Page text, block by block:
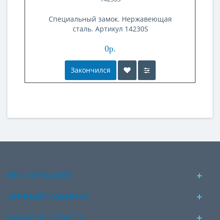
Специальный замок. Нержавеющая
сталь. Артикул 14230S
0р.
Закончился
ИНФОРМАЦИЯ
ЛИЧНЫЙ КАБИНЕТ
НАШИ КОНТАКТЫ